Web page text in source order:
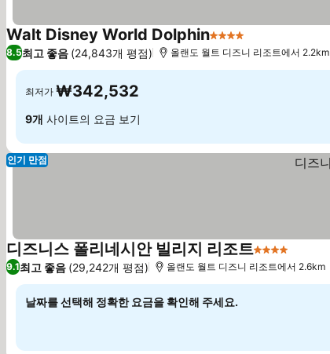
Walt Disney World Dolphin4 성급
8.5최고 좋음 (24,843개 평점) 올랜도 월트 디즈니 리조트에서 2.2km
최저가 ₩342,532
9개 사이트의 요금 보기
인기 만점
디즈니스 폴리네시안 빌리지 리조트4 성급
9.1최고 좋음 (29,242개 평점) 올랜도 월트 디즈니 리조트에서 2.6km
날짜를 선택해 정확한 요금을 확인해 주세요.